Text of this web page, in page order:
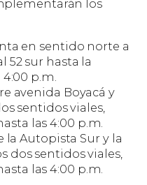
los
en sentido norte a
52 sur hasta la
p.m.
avenida Boyacá y
sentidos viales,
las 4:00 p.m.
la Autopista Sur y la
dos sentidos viales,
las 4:00 p.m.